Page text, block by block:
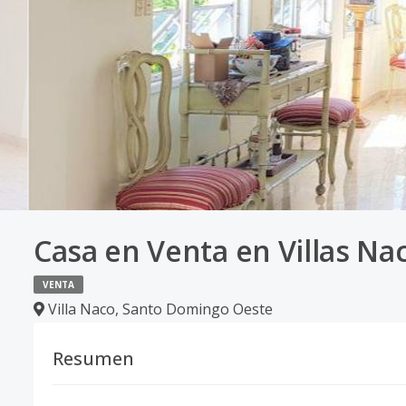
Casa en Venta en Villas
VENTA
Villa Naco, Santo Domingo Oeste
Resumen